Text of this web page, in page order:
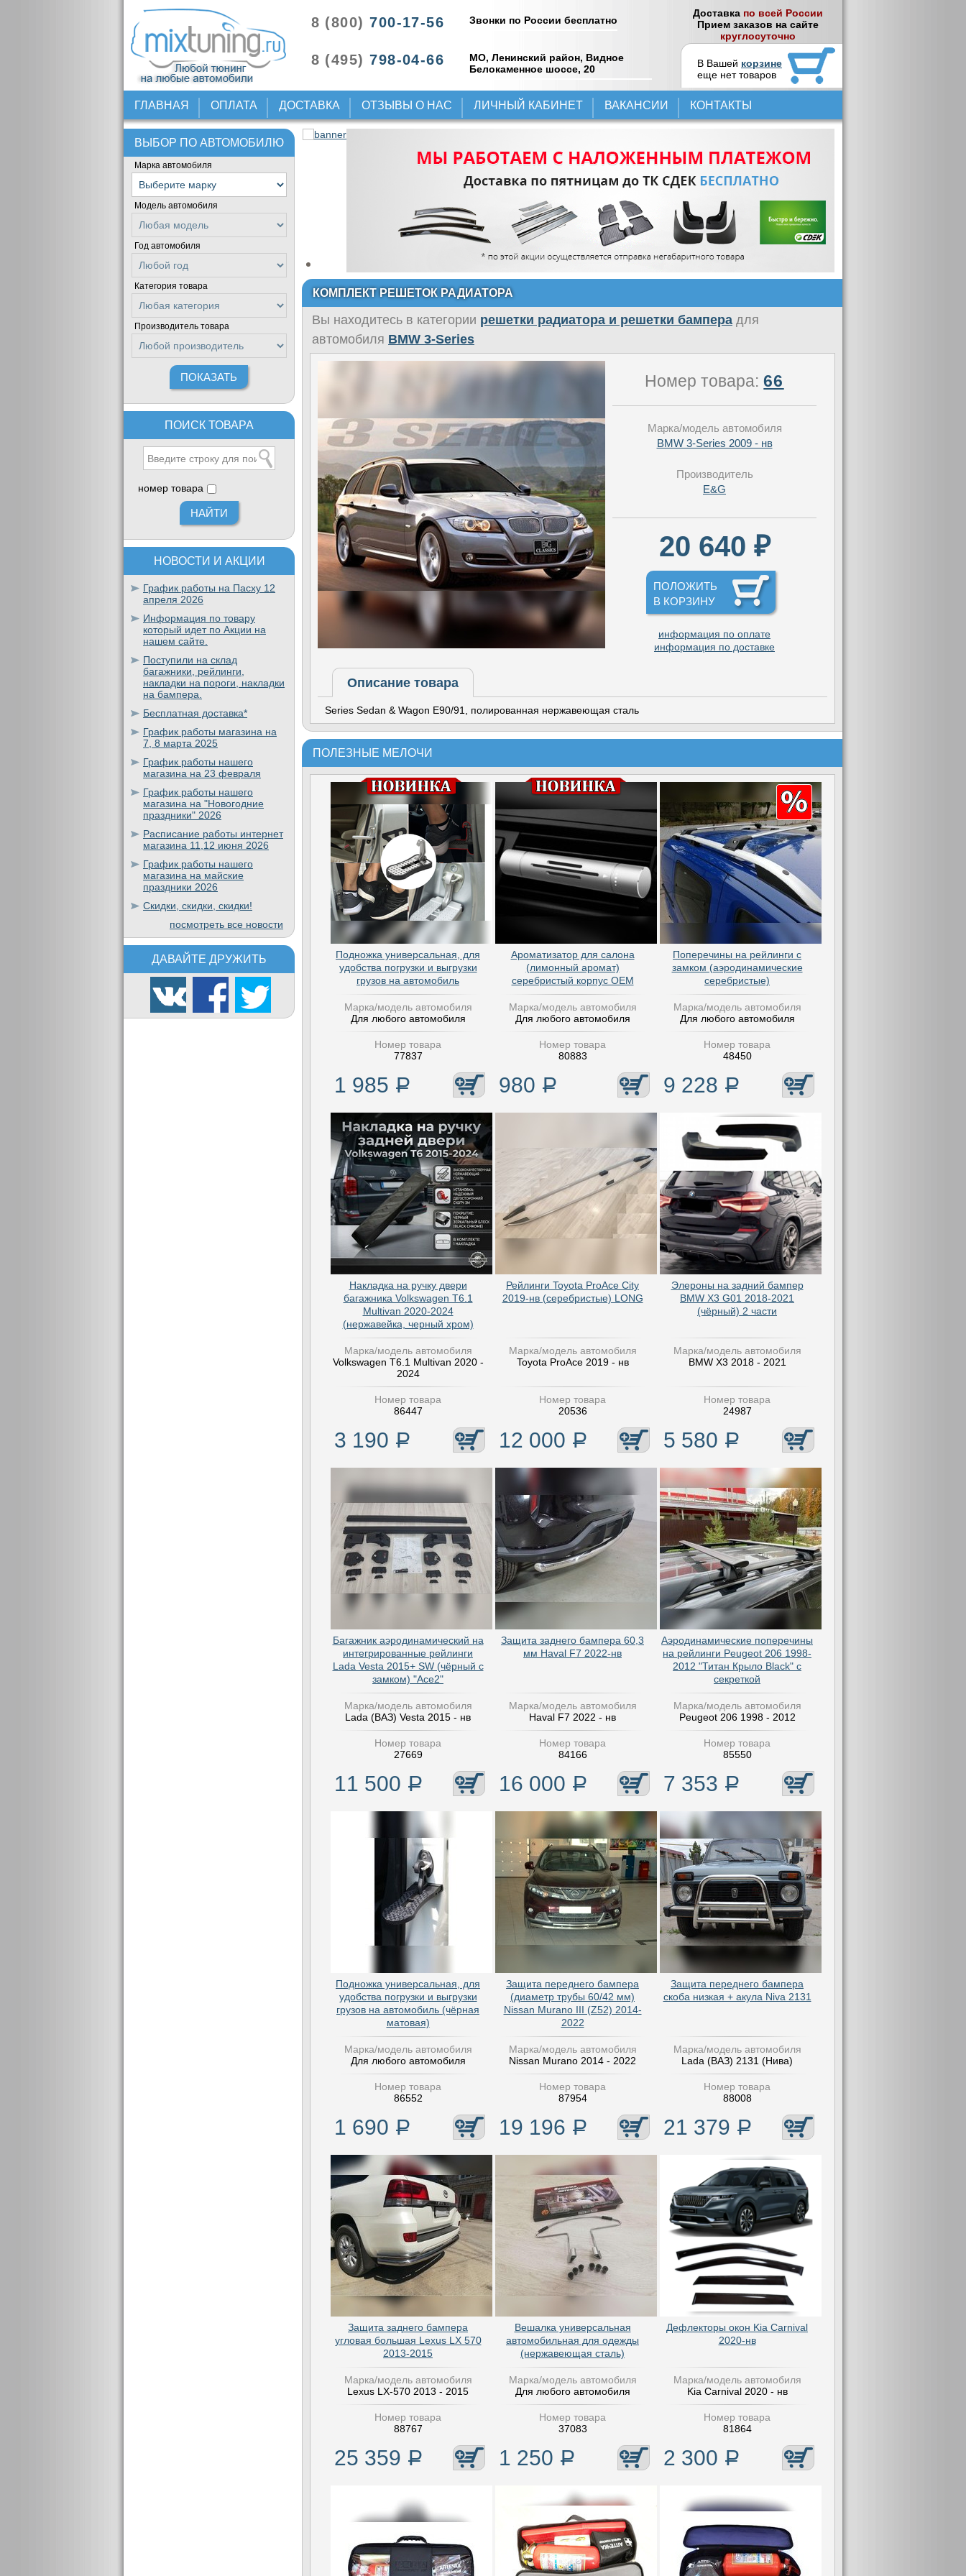
8 (800) 700-17-56
8 (495) 798-04-66
Звонки по России бесплатно
МО, Ленинский район, Видное
Белокаменное шоссе, 20
Доставка по всей России
Прием заказов на сайте
круглосуточно
В Вашей корзине
еще нет товаров
ГЛАВНАЯ ОПЛАТА ДОСТАВКА ОТЗЫВЫ О НАС ЛИЧНЫЙ КАБИНЕТ ВАКАНСИИ КОНТАКТЫ
ВЫБОР ПО АВТОМОБИЛЮ
Марка автомобиля
Модель автомобиля
Год автомобиля
Категория товара
Производитель товара
ПОИСК ТОВАРА
номер товара
НОВОСТИ И АКЦИИ
График работы на Пасху 12
апреля 2026
Информация по товару
который идет по Акции на
нашем сайте.
Поступили на склад
багажники, рейлинги,
накладки на пороги, накладки
на бампера.
Бесплатная доставка*
График работы магазина на
7, 8 марта 2025
График работы нашего
магазина на 23 февраля
График работы нашего
магазина на "Новогодние
праздники" 2026
Расписание работы интернет
магазина 11,12 июня 2026
График работы нашего
магазина на майские
праздники 2026
Скидки, скидки, скидки!
посмотреть все новости
ДАВАЙТЕ ДРУЖИТЬ
КОМПЛЕКТ РЕШЕТОК РАДИАТОРА
Вы находитесь в категории решетки радиатора и решетки бампера для
автомобиля BMW 3-Series
Номер товара:66
Марка/модель автомобиля
BMW 3-Series 2009 - нв
Производитель
E&G
20 640 ₽
ПОЛОЖИТЬ
В КОРЗИНУ
информация по оплате
информация по доставке
Описание товара
Series Sedan & Wagon E90/91, полированная нержавеющая сталь
ПОЛЕЗНЫЕ МЕЛОЧИ
Подножка универсальная, для
удобства погрузки и выгрузки
грузов на автомобиль
Марка/модель автомобиля
Для любого автомобиля
Номер товара
77837
1 985 Р
Ароматизатор для салона
(лимонный аромат)
серебристый корпус OEM
Марка/модель автомобиля
Для любого автомобиля
Номер товара
80883
980 Р
Поперечины на рейлинги с
замком (аэродинамические
серебристые)
Марка/модель автомобиля
Для любого автомобиля
Номер товара
48450
9 228 Р
Накладка на ручку двери
багажника Volkswagen T6.1
Multivan 2020-2024
(нержавейка, черный хром)
Марка/модель автомобиля
Volkswagen T6.1 Multivan 2020 -
2024
Номер товара
86447
3 190 Р
Рейлинги Toyota ProAce City
2019-нв (серебристые) LONG
Марка/модель автомобиля
Toyota ProAce 2019 - нв
Номер товара
20536
12 000 Р
Элероны на задний бампер
BMW X3 G01 2018-2021
(чёрный) 2 части
Марка/модель автомобиля
BMW X3 2018 - 2021
Номер товара
24987
5 580 Р
Багажник аэродинамический на
интегрированные рейлинги
Lada Vesta 2015+ SW (чёрный с
замком) "Ace2"
Марка/модель автомобиля
Lada (ВАЗ) Vesta 2015 - нв
Номер товара
27669
11 500 Р
Защита заднего бампера 60,3
мм Haval F7 2022-нв
Марка/модель автомобиля
Haval F7 2022 - нв
Номер товара
84166
16 000 Р
Аэродинамические поперечины
на рейлинги Peugeot 206 1998-
2012 "Титан Крыло Black" с
секреткой
Марка/модель автомобиля
Peugeot 206 1998 - 2012
Номер товара
85550
7 353 Р
Подножка универсальная, для
удобства погрузки и выгрузки
грузов на автомобиль (чёрная
матовая)
Марка/модель автомобиля
Для любого автомобиля
Номер товара
86552
1 690 Р
Защита переднего бампера
(диаметр трубы 60/42 мм)
Nissan Murano III (Z52) 2014-
2022
Марка/модель автомобиля
Nissan Murano 2014 - 2022
Номер товара
87954
19 196 Р
Защита переднего бампера
скоба низкая + акула Niva 2131
Марка/модель автомобиля
Lada (ВАЗ) 2131 (Нива)
Номер товара
88008
21 379 Р
Защита заднего бампера
угловая большая Lexus LX 570
2013-2015
Марка/модель автомобиля
Lexus LX-570 2013 - 2015
Номер товара
88767
25 359 Р
Вешалка универсальная
автомобильная для одежды
(нержавеющая сталь)
Марка/модель автомобиля
Для любого автомобиля
Номер товара
37083
1 250 Р
Дефлекторы окон Kia Carnival
2020-нв
Марка/модель автомобиля
Kia Carnival 2020 - нв
Номер товара
81864
2 300 Р